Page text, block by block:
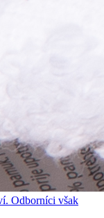
Odborníci však